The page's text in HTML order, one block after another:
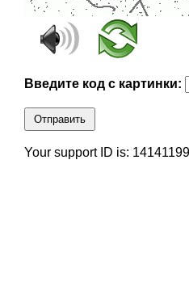
Введите код с картинки:
Отправить
Your support ID is: